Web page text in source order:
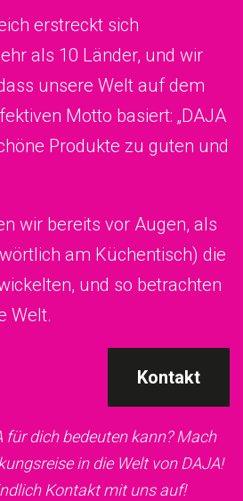
erstreckt sich
als 10 Länder, und wir
unsere Welt auf dem
Motto basiert: „DAJA
Produkte zu guten und
wir bereits vor Augen, als
am Küchentisch) die
und so betrachten
Welt.
Kontakt
für dich bedeuten kann? Mach
in die Welt von DAJA!
Kontakt mit uns auf!